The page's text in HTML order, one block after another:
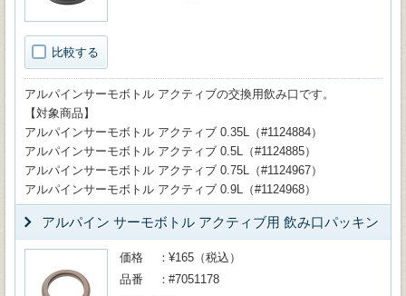
比較する
アルパインサーモボトル アクティブの交換用飲み口です。
【対象商品】
アルパインサーモボトル アクティブ 0.35L（#1124884）
アルパインサーモボトル アクティブ 0.5L（#1124885）
アルパインサーモボトル アクティブ 0.75L（#1124967）
アルパインサーモボトル アクティブ 0.9L（#1124968）
アルパイン サーモボトル アクティブ用 飲み口パッキン
価格
¥165（税込）
品番
#7051178